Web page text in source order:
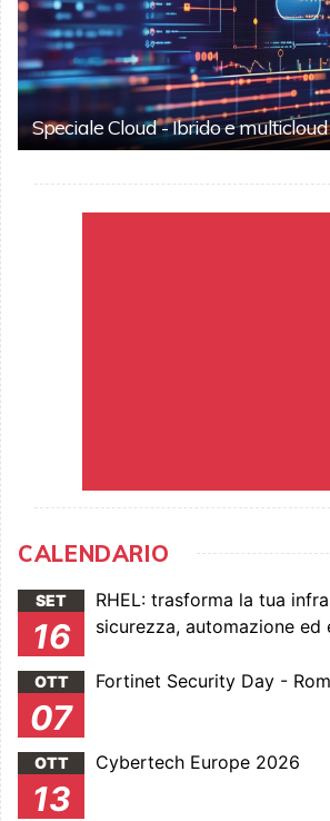
Speciale Cloud - Ibrido e
CALENDARIO
SET
16
RHEL: trasforma la tua
sicurezza, automazione ed
OTT
07
Fortinet Security Day -
OTT
13
Cybertech Europe 2026